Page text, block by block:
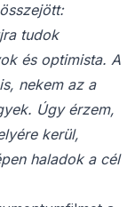
tudok
és optimista. A
nekem az a
Úgy érzem,
kerül,
haladok a cél